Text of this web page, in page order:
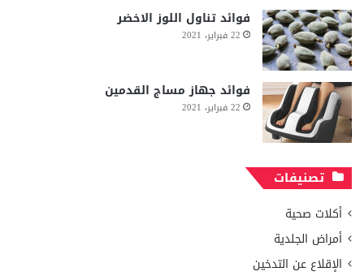
فوائد تناول اللوز الاخضر
22 فبراير، 2021
فوائد جهاز مساج القدمين
22 فبراير، 2021
تصنيفات
أكلات صحية
أمراض الجلدية
الإقلاع عن التدخين